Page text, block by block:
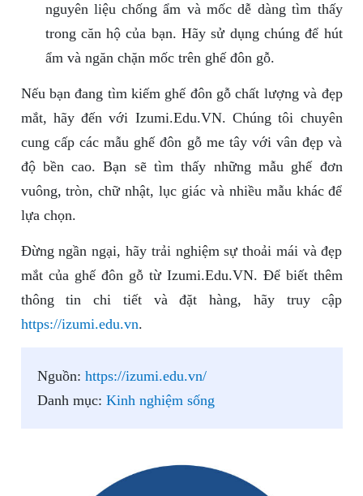
nguyên liệu chống ẩm và mốc dễ dàng tìm thấy
trong căn hộ của bạn. Hãy sử dụng chúng để hút
ẩm và ngăn chặn mốc trên ghế đôn gỗ.
Nếu bạn đang tìm kiếm ghế đôn gỗ chất lượng và đẹp
mắt, hãy đến với Izumi.Edu.VN. Chúng tôi chuyên
cung cấp các mẫu ghế đôn gỗ me tây với vân đẹp và
độ bền cao. Bạn sẽ tìm thấy những mẫu ghế đơn
vuông, tròn, chữ nhật, lục giác và nhiều mẫu khác để
lựa chọn.
Đừng ngần ngại, hãy trải nghiệm sự thoải mái và đẹp
mắt của ghế đôn gỗ từ Izumi.Edu.VN. Để biết thêm
thông tin chi tiết và đặt hàng, hãy truy cập
https://izumi.edu.vn.
Nguồn: https://izumi.edu.vn/
Danh mục: Kinh nghiệm sống